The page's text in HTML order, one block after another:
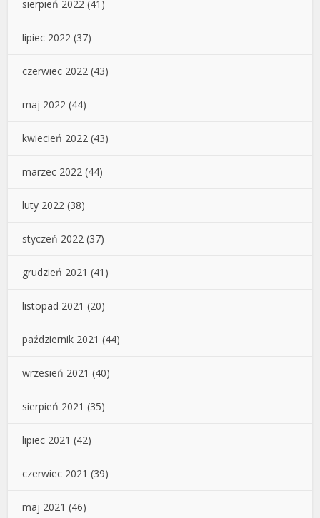
sierpień 2022 (41)
lipiec 2022 (37)
czerwiec 2022 (43)
maj 2022 (44)
kwiecień 2022 (43)
marzec 2022 (44)
luty 2022 (38)
styczeń 2022 (37)
grudzień 2021 (41)
listopad 2021 (20)
październik 2021 (44)
wrzesień 2021 (40)
sierpień 2021 (35)
lipiec 2021 (42)
czerwiec 2021 (39)
maj 2021 (46)